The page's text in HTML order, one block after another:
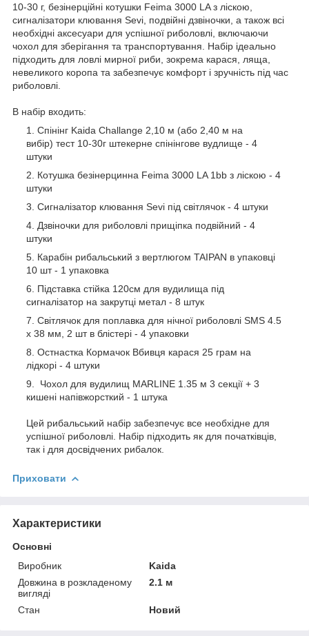
10-30 г, безінерційні котушки Feima 3000 LA з ліскою,
сигналізатори клювання Sevi, подвійні дзвіночки, а також всі
необхідні аксесуари для успішної риболовлі, включаючи
чохол для зберігання та транспортування. Набір ідеально
підходить для ловлі мирної риби, зокрема карася, ляща,
невеликого коропа та забезпечує комфорт і зручність під час
риболовлі.
В набір входить:
Спінінг Kaida Challange 2,10 м (або 2,40 м на
вибір) тест 10-30г штекерне спінінгове вудлище - 4
штуки
Котушка безінерцинна Feima 3000 LA 1bb з ліскою - 4
штуки
Сигналізатор клювання Sevi під світлячок - 4 штуки
Дзвіночки для риболовлі прищіпка подвійний - 4
штуки
Карабін рибальський з вертлюгом TAIPAN в упаковці
10 шт - 1 упаковка
Підставка стійка 120см для вудилища під
сигналізатор на закрутці метал - 8 штук
Світлячок для поплавка для нічної риболовлі SMS 4.5
х 38 мм, 2 шт в блістері - 4 упаковки
Остнастка Кормачок Вбивця карася 25 грам на
лідкорі - 4 штуки
Чохол для вудилищ MARLINE 1.35 м 3 секції + 3
кишені напівжорсткий - 1 штука
Цей рибальський набір забезпечує все необхідне для
успішної риболовлі. Набір підходить як для початківців,
так і для досвідчених рибалок.
Приховати
Характеристики
Основні
Виробник
Kaida
Довжина в розкладеному
вигляді
2.1 м
Стан Новий